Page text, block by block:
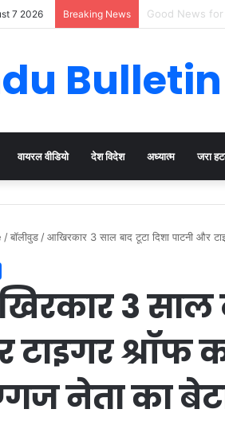
7 2026 Breaking News Cervical
Bulletin
वायरल वीडियो देश विदेश अध्यात्म जरा
/बॉलीवुड /आखिरकार 3 साल बाद टूटा दिशा पाटनी और
3 साल
श्रॉफ
नेता का